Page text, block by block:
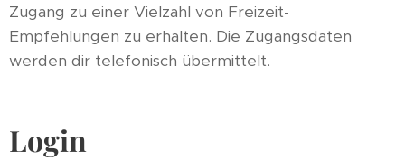
Zugang zu einer Vielzahl von Freizeit-
Empfehlungen zu erhalten. Die Zugangsdaten
werden dir telefonisch übermittelt.
Login